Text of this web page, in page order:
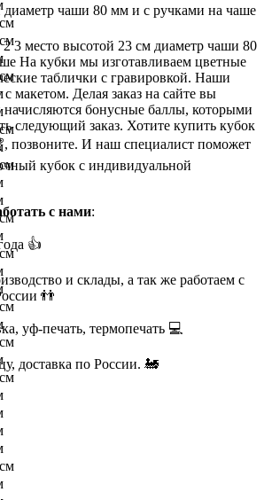
чаши 80 мм и с ручками на чаше
3 место высотой 23 см диаметр чаши 80
На кубки мы изготавливаем цветные
таблички с гравировкой. Наши
макетом. Делая заказ на сайте вы
начисляются бонусные баллы, которыми
следующий заказ. Хотите купить кубок
позвоните. И наш специалист поможет
кубок с индивидуальной
с нами:
👍
и склады, а так же работаем с
👬
уф-печать, термопечать 💻
доставка по России. 🚂